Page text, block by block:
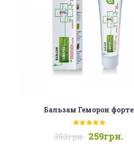
Бальзам Геморон форте
350грн. 259грн.